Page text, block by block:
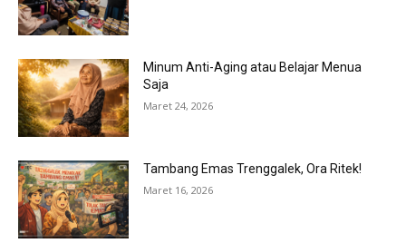
Minum Anti-Aging atau Belajar Menua
Saja
Maret 24, 2026
Tambang Emas Trenggalek, Ora Ritek!
Maret 16, 2026